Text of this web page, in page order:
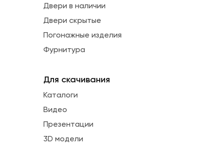
Двери в наличии
Двери скрытые
Погонажные изделия
Фурнитура
Для скачивания
Каталоги
Видео
Презентации
3D модели